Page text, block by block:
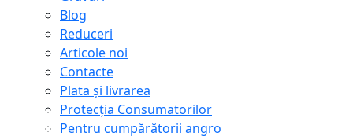
Blog
Reduceri
Articole noi
Contacte
Plata și livrarea
Protecţia Consumatorilor
Pentru cumpărătorii angro